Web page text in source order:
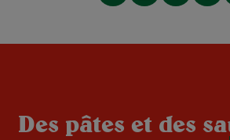
Des pâtes et des